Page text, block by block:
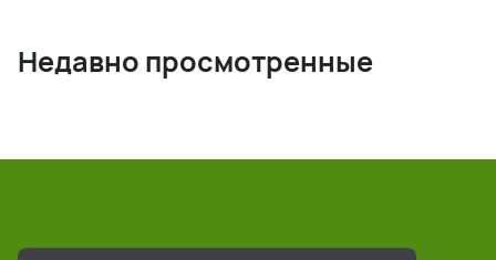
Недавно просмотренные